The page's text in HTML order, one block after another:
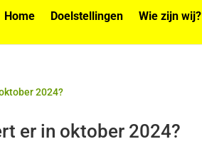
Home Doelstellingen Wie zijn wij?
er in oktober 2024?